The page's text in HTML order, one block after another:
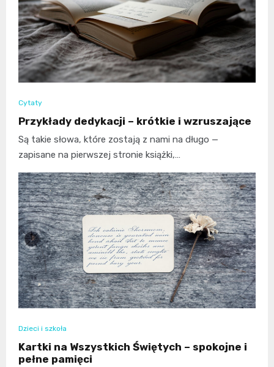
Cytaty
Przykłady dedykacji – krótkie i wzruszające
Są takie słowa, które zostają z nami na długo —
zapisane na pierwszej stronie książki,…
Dzieci i szkoła
Kartki na Wszystkich Świętych – spokojne i
pełne pamięci